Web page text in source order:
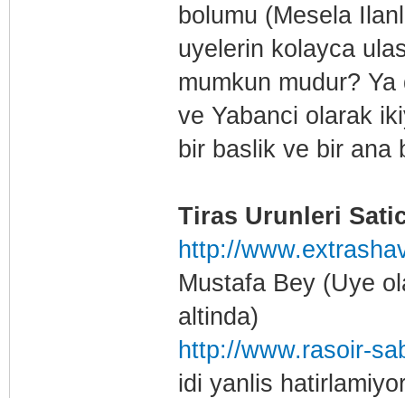
bolumu (Mesela
uyelerin kolayca
mumkun mudur?
ve Yabanci olarak
bir baslik ve bir ana
Tiras Urunleri
http://
Mustafa Bey (Uye
altinda)
http://www.rasoir-
idi yanlis